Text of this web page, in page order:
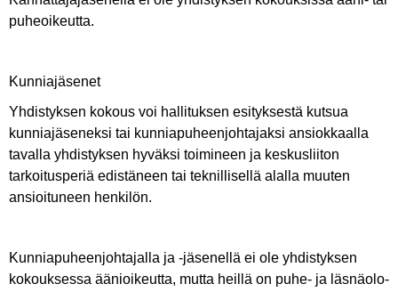
puheoikeutta.
Kunniajäsenet
Yhdistyksen kokous voi hallituksen esityksestä kutsua
kunniajäseneksi tai kunniapuheenjohtajaksi ansiokkaalla
tavalla yhdistyksen hyväksi toimineen ja keskusliiton
tarkoitusperiä edistäneen tai teknillisellä alalla muuten
ansioituneen henkilön.
Kunniapuheenjohtajalla ja -jäsenellä ei ole yhdistyksen
kokouksessa äänioikeutta, mutta heillä on puhe- ja läsnäolo-